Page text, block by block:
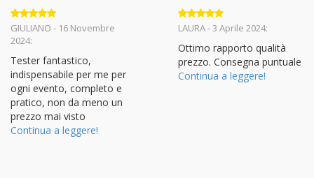
Valutato 5
su 5
GIULIANO - 16 Novembre
2024:
Tester fantastico,
indispensabile per me per
ogni evento, completo e
pratico, non da meno un
prezzo mai visto
Continua a leggere!
Valutato 5
LAURA - 3 Aprile 2024:
Ottimo rapporto qualità
prezzo. Consegna puntuale
Continua a leggere!